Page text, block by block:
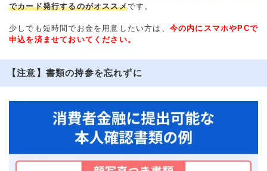
でカード発行するのがオススメです。
少しでも短時間でお金を用意したい方は、 今の内にスマホやPCで
申込を済ませておいてください。
【注意】書類の持参を忘れずに